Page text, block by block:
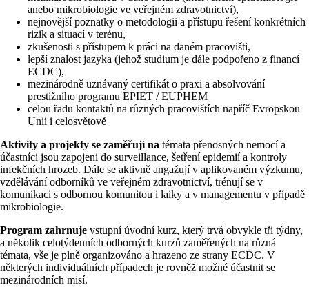
anebo mikrobiologie ve veřejném zdravotnictví),
nejnovější poznatky o metodologii a přístupu řešení konkrétních
rizik a situací v terénu,
zkušenosti s přístupem k práci na daném pracovišti,
lepší znalost jazyka (jehož studium je dále podpořeno z financí
ECDC),
mezinárodně uznávaný certifikát o praxi a absolvování
prestižního programu EPIET / EUPHEM
celou řadu kontaktů na různých pracovištích napříč Evropskou
Unií i celosvětově
Aktivity a projekty se zaměřují na témata přenosných nemocí a
účastníci jsou zapojeni do surveillance, šetření epidemií a kontroly
infekčních hrozeb. Dále se aktivně angažují v aplikovaném výzkumu,
vzdělávání odborníků ve veřejném zdravotnictví, trénují se v
komunikaci s odbornou komunitou i laiky a v managementu v případě
mikrobiologie.
Program zahrnuje vstupní úvodní kurz, který trvá obvykle tři týdny,
a několik celotýdenních odborných kurzů zaměřených na různá
témata, vše je plně organizováno a hrazeno ze strany ECDC. V
některých individuálních případech je rovněž možné účastnit se
mezinárodních misí.